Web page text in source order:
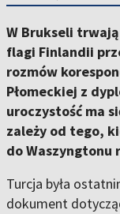
W Brukseli
flagi Finlandii
rozmów
Płomeckiej z
uroczystość ma
zależy od tego,
do Waszyngtonu
Turcja była
dokument